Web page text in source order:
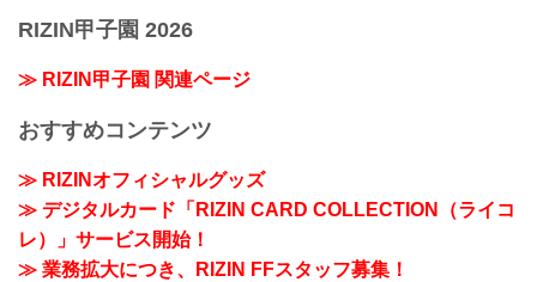
RIZIN甲子園 2026
≫ RIZIN甲子園 関連ページ
おすすめコンテンツ
≫ RIZINオフィシャルグッズ
≫ デジタルカード「RIZIN CARD COLLECTION（ライコ
レ）」サービス開始！
≫ 業務拡大につき、RIZIN FFスタッフ募集！